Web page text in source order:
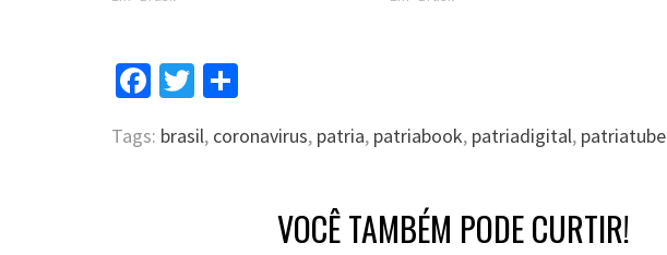
Facebook
Twitter
Tags: brasil, coronavirus, patria, patriabook, patriadigital, patriatube
VOCÊ TAMBÉM PODE CURTIR!